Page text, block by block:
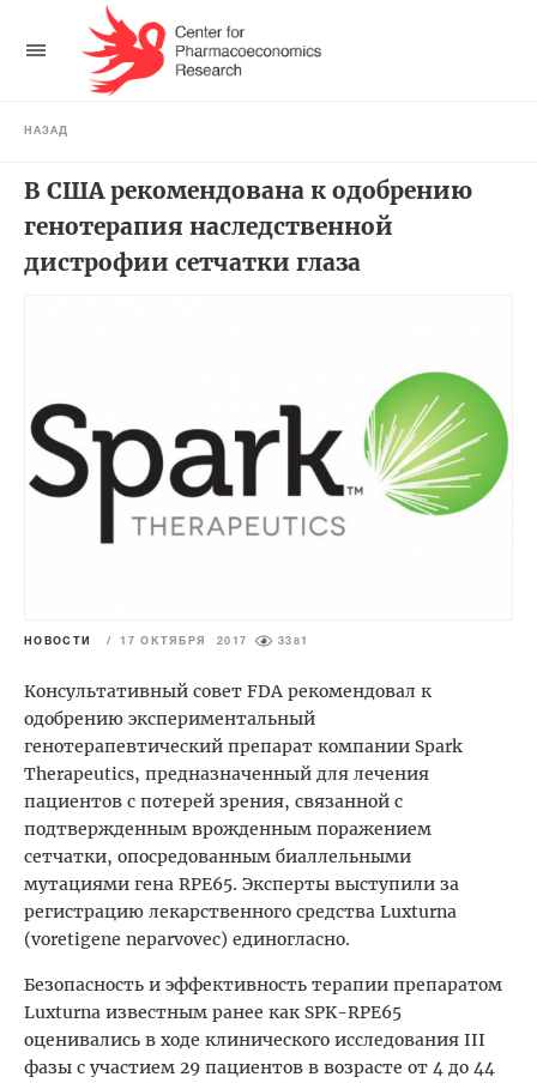
НАЗАД
В США рекомендована к одобрению
генотерапия наследственной
дистрофии сетчатки глаза
НОВОСТИ / 17 ОКТЯБРЯ 2017 3381
Консультативный совет FDA рекомендовал к
одобрению экспериментальный
генотерапевтический препарат компании Spark
Therapeutics, предназначенный для лечения
пациентов с потерей зрения, связанной с
подтвержденным врожденным поражением
сетчатки, опосредованным биаллельными
мутациями гена RPE65. Эксперты выступили за
регистрацию лекарственного средства Luxturna
(voretigene neparvovec) единогласно.
Безопасность и эффективность терапии препаратом
Luxturna известным ранее как SPK-RPE65
оценивались в ходе клинического исследования III
фазы с участием 29 пациентов в возрасте от 4 до 44